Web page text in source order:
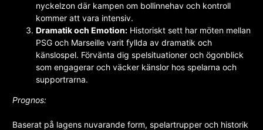
nyckelzon där kampen om bollinnehav och kontroll
kommer att vara intensiv.
Dramatik och Emotion: Historiskt sett har möten mellan
PSG och Marseille varit fyllda av dramatik och
känslospel. Förvänta dig spelsituationer och ögonblick
som engagerar och väcker känslor hos spelarna och
supportrarna.
Prognos:
Baserat på lagens nuvarande form, spelartrupper och historik